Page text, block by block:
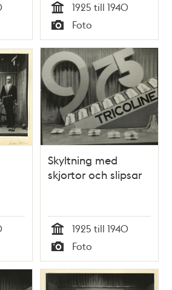
Tid
1925 till 1940
Typ
Foto
Skyltning med
skjortor och slipsar
Tid
1925 till 1940
Typ
Foto